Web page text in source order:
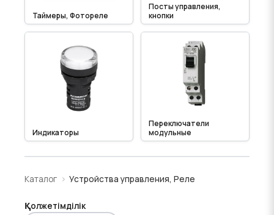
Таймеры, Фотореле
Посты управления,
кнопки
Индикаторы
Переключатели
модульные
Каталог Устройства управления, Реле
Қолжетімділік